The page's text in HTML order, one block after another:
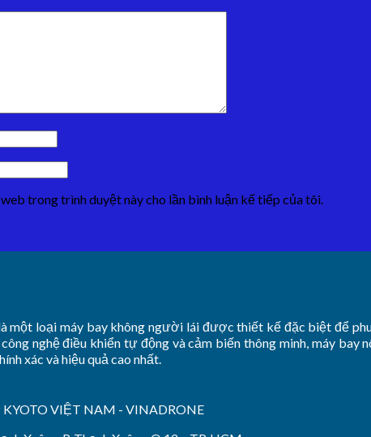
trong trình duyệt này cho lần bình luận kế tiếp của tôi.
một loại máy bay không người lái được thiết kế đặc biệt để
nghệ điều khiển tự động và cảm biến thông minh, máy bay
xác và hiệu quả cao nhất.
VIỆT NAM - VINADRONE